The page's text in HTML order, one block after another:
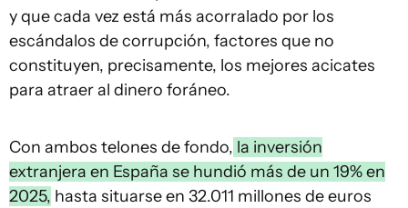
y que cada vez está más acorralado por los
escándalos de corrupción, factores que no
constituyen, precisamente, los mejores acicates
para atraer al dinero foráneo.
Con ambos telones de fondo, la inversión
extranjera en España se hundió más de un 19% en
2025, hasta situarse en 32.011 millones de euros